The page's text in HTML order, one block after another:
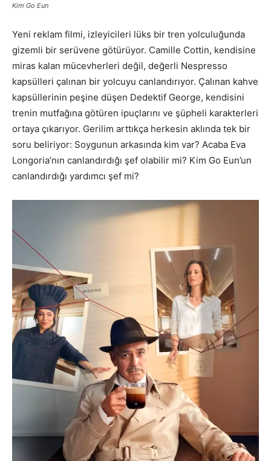
Kim Go Eun
Yeni reklam filmi, izleyicileri lüks bir tren yolculuğunda
gizemli bir serüvene götürüyor. Camille Cottin, kendisine
miras kalan mücevherleri değil, değerli Nespresso
kapsülleri çalınan bir yolcuyu canlandırıyor. Çalınan kahve
kapsüllerinin peşine düşen Dedektif George, kendisini
trenin mutfağına götüren ipuçlarını ve şüpheli karakterleri
ortaya çıkarıyor. Gerilim arttıkça herkesin aklında tek bir
soru beliriyor: Soygunun arkasında kim var? Acaba Eva
Longoria’nın canlandırdığı şef olabilir mi? Kim Go Eun’un
canlandırdığı yardımcı şef mi?